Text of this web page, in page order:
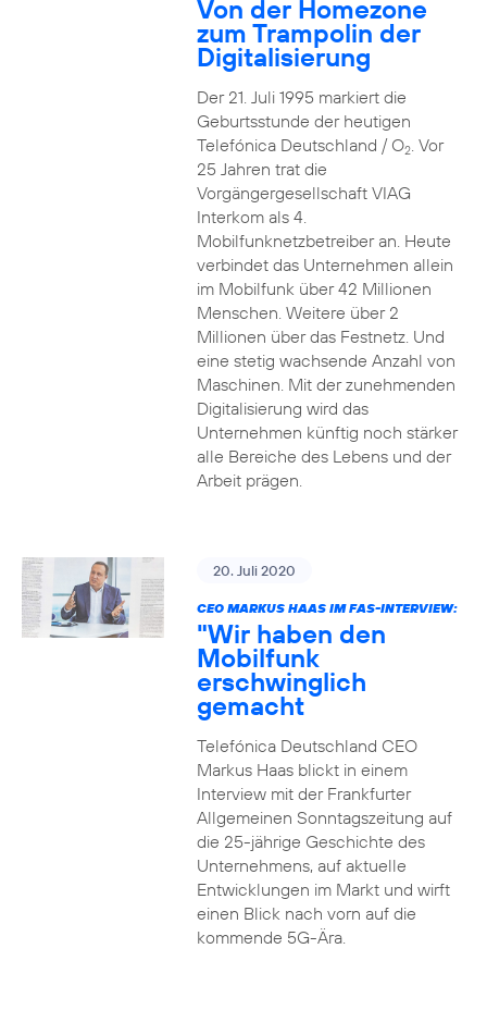
Von der Homezone
zum Trampolin der
Digitalisierung
Der 21. Juli 1995 markiert die
Geburtsstunde der heutigen
Telefónica Deutschland / O2. Vor
25 Jahren trat die
Vorgängergesellschaft VIAG
Interkom als 4.
Mobilfunknetzbetreiber an. Heute
verbindet das Unternehmen allein
im Mobilfunk über 42 Millionen
Menschen. Weitere über 2
Millionen über das Festnetz. Und
eine stetig wachsende Anzahl von
Maschinen. Mit der zunehmenden
Digitalisierung wird das
Unternehmen künftig noch stärker
alle Bereiche des Lebens und der
Arbeit prägen.
20. Juli 2020
CEO MARKUS HAAS IM FAS-INTERVIEW:
"Wir haben den
Mobilfunk
erschwinglich
gemacht
Telefónica Deutschland CEO
Markus Haas blickt in einem
Interview mit der Frankfurter
Allgemeinen Sonntagszeitung auf
die 25-jährige Geschichte des
Unternehmens, auf aktuelle
Entwicklungen im Markt und wirft
einen Blick nach vorn auf die
kommende 5G-Ära.